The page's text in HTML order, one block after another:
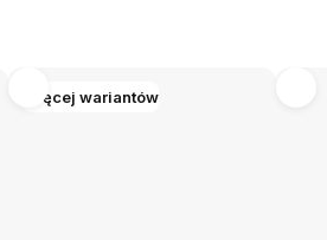
Więcej wariantów